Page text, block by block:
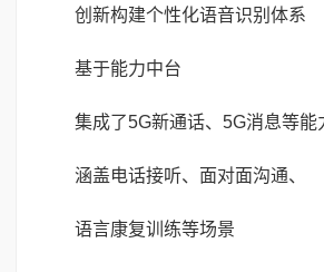
创新构建个性化语音识别体系
基于能力中台
集成了5G新通话、5G消息等能
涵盖电话接听、面对面沟通、
语言康复训练等场景